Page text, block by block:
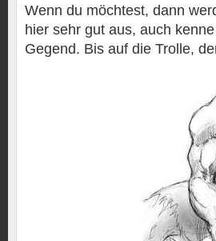
Wenn du möchtest, dann
hier sehr gut aus, auch
Gegend. Bis auf die Trolle,